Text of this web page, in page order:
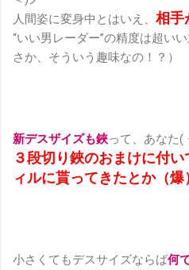
人間姿に変身中とはいえ、 相手
“いい男レーダー”の精度は超い
さか、そういう趣味なの！？）
新デスザイズも鋏って、あなた(
３段切り鋏のおまけに付
ィルに貰ってきたとか（爆
小さくてもデスサイズならば何